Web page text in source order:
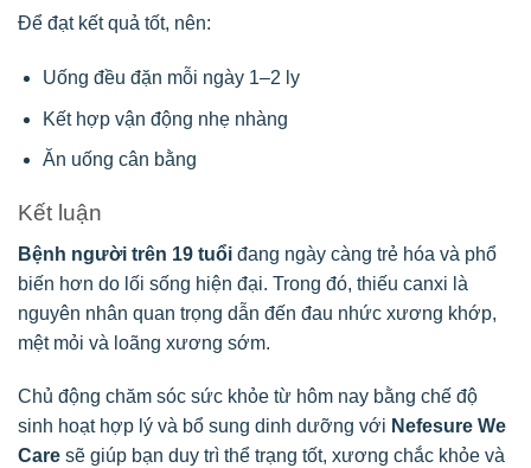
Để đạt kết quả tốt, nên:
Uống đều đặn mỗi ngày 1–2 ly
Kết hợp vận động nhẹ nhàng
Ăn uống cân bằng
Kết luận
Bệnh người trên 19 tuổi đang ngày càng trẻ hóa và phổ
biến hơn do lối sống hiện đại. Trong đó, thiếu canxi là
nguyên nhân quan trọng dẫn đến đau nhức xương khớp,
mệt mỏi và loãng xương sớm.
Chủ động chăm sóc sức khỏe từ hôm nay bằng chế độ
sinh hoạt hợp lý và bổ sung dinh dưỡng với Nefesure We
Care sẽ giúp bạn duy trì thể trạng tốt, xương chắc khỏe và